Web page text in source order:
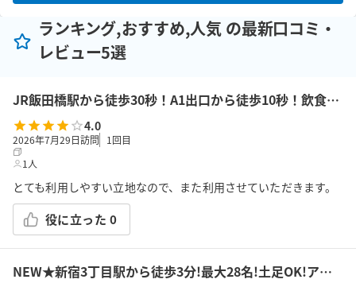
ランキング,おすすめ,人気 の最新口コミ・
レビュー5選
JR飯田橋駅から徒歩30秒！A1出口から徒歩10秒！飲食持込可!高速Wi-Fi!会議/ボドゲ/推し活/女子会/サロン/控室などで利用可能!貸会議室KS6飯田橋★
4.0
2026年7月29日訪問 1 回目
1人
とても利用しやすい立地なので、また利用させていただきます。
役に立った 0
NEW★新宿3丁目駅から徒歩3分!最大28名!土足OK!アルコール可!会議/セミナー/懇親会/パーティー/ボドゲ/推し活/女子会等で利用可能!貸会議室KS9新宿